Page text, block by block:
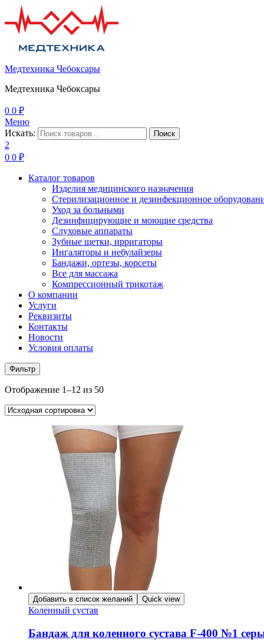
Медтехника Чебоксары
Медтехника Чебоксары
0 0 ₽
Меню
Искать:
Поиск
2
0 0 ₽
Каталог товаров
Изделия медицинского назначения
Стерилизационное и дезинфекционное
Уход за больными
Дезинфицирующие и моющие средства
Слуховые аппараты
Зубные щетки, ирригаторы
Ингаляторы и небулайзеры
Бандажи, ортезы, корсеты
Все для массажа
Компрессионный трикотаж
О компании
Услуги
Реквизиты
Контакты
Новости
Условия оплаты
Фильтр
Отображение 1–12 из 50
Добавить в список желаний Quick view
Коленный сустав
Бандаж для коленного сустава F-400 №1